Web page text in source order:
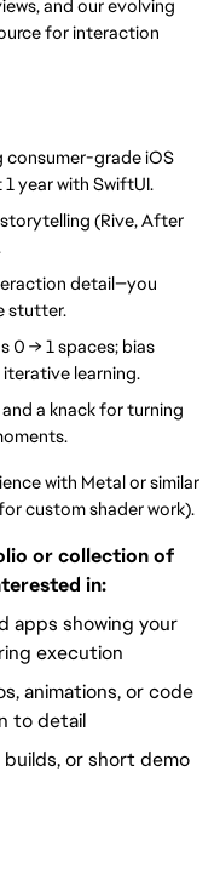
and our evolving
for interaction
consumer-grade iOS
year with SwiftUI.
(Rive, After
detail—you
stutter.
0 → 1 spaces; bias
learning.
a knack for turning
with Metal or similar
custom shader work).
or collection of
in:
apps showing your
execution
animations, or code
to detail
or short demo